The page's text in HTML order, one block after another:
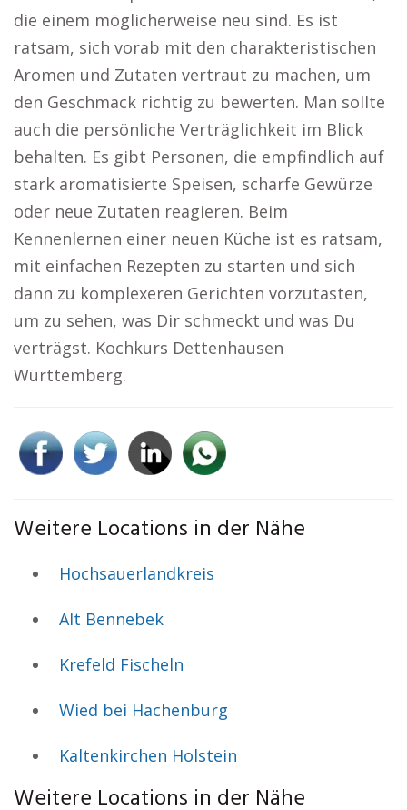
die einem möglicherweise neu sind. Es ist
ratsam, sich vorab mit den charakteristischen
Aromen und Zutaten vertraut zu machen, um
den Geschmack richtig zu bewerten. Man sollte
auch die persönliche Verträglichkeit im Blick
behalten. Es gibt Personen, die empfindlich auf
stark aromatisierte Speisen, scharfe Gewürze
oder neue Zutaten reagieren. Beim
Kennenlernen einer neuen Küche ist es ratsam,
mit einfachen Rezepten zu starten und sich
dann zu komplexeren Gerichten vorzutasten,
um zu sehen, was Dir schmeckt und was Du
verträgst. Kochkurs Dettenhausen
Württemberg.
Weitere Locations in der Nähe
Hochsauerlandkreis
Alt Bennebek
Krefeld Fischeln
Wied bei Hachenburg
Kaltenkirchen Holstein
Weitere Locations in der Nähe